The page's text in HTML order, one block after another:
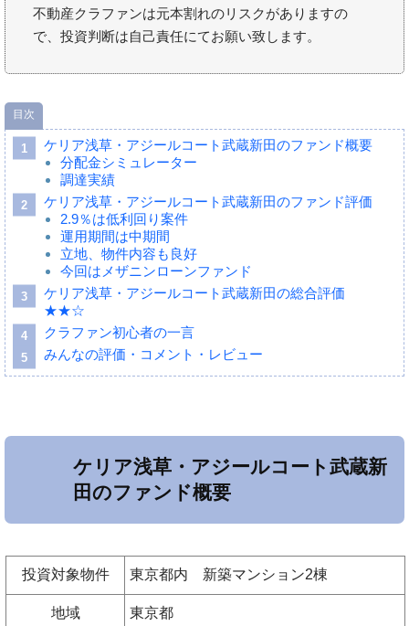
不動産クラファンは元本割れのリスクがありますの
で、投資判断は自己責任にてお願い致します。
目次
ケリア浅草・アジールコート武蔵新田のファンド概要
分配金シミュレーター
調達実績
ケリア浅草・アジールコート武蔵新田のファンド評価
2.9％は低利回り案件
運用期間は中期間
立地、物件内容も良好
今回はメザニンローンファンド
ケリア浅草・アジールコート武蔵新田の総合評価
★★☆
クラファン初心者の一言
みんなの評価・コメント・レビュー
ケリア浅草・アジールコート武蔵新
田のファンド概要
投資対象物件 東京都内 新築マンション2棟
地域 東京都